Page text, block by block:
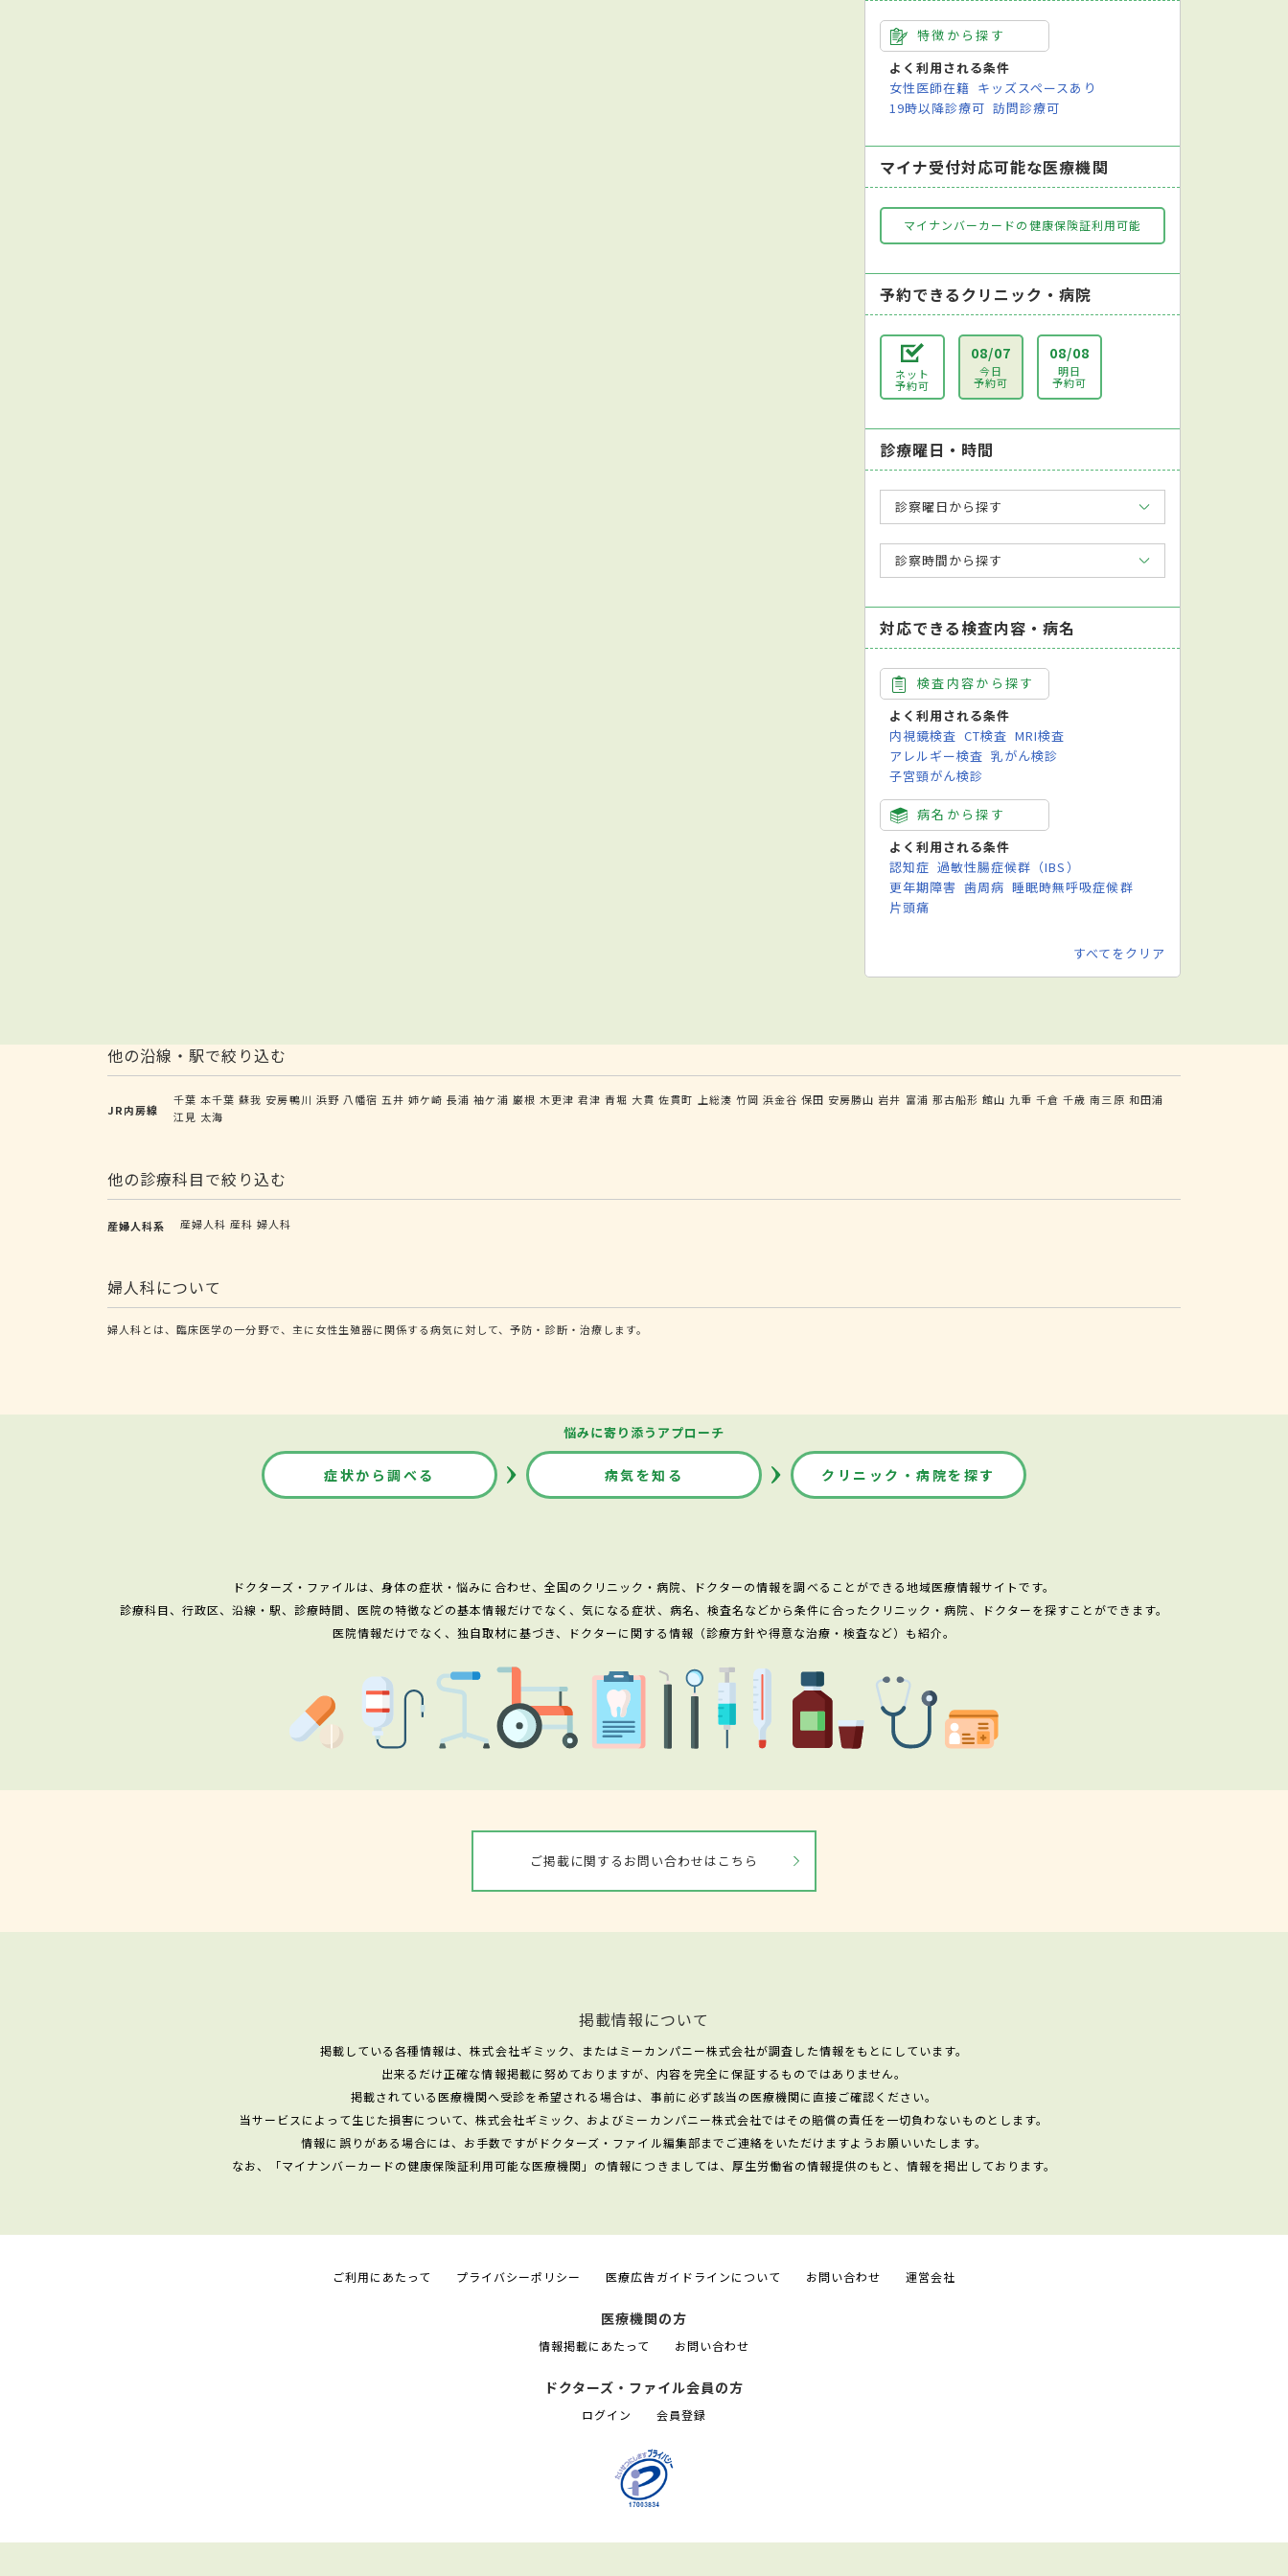
特徴から探す
よく利用される条件
女性医師在籍 キッズスペースあり
19時以降診療可 訪問診療可
マイナ受付対応可能な医療機関
マイナンバーカードの健康保険証利用可能
予約できるクリニック・病院
ネット
予約可
08/07
今日
予約可
08/08
明日
予約可
診療曜日・時間
診察曜日から探す
診察時間から探す
対応できる検査内容・病名
検査内容から探す
よく利用される条件
内視鏡検査 CT検査 MRI検査
アレルギー検査 乳がん検診
子宮頸がん検診
病名から探す
よく利用される条件
認知症 過敏性腸症候群（IBS）
更年期障害 歯周病 睡眠時無呼吸症候群
片頭痛
すべてをクリア
他の沿線・駅で絞り込む
JR内房線
千葉 本千葉 蘇我 安房鴨川 浜野 八幡宿 五井 姉ケ崎 長浦 袖ケ浦 巌根 木更津 君津 青堀 大貫 佐貫町 上総湊 竹岡 浜金谷 保田 安房勝山 岩井 富浦 那古船形 館山 九重 千倉 千歳 南三原 和田浦
江見 太海
他の診療科目で絞り込む
産婦人科系 産婦人科 産科 婦人科
婦人科について
婦人科とは、臨床医学の一分野で、主に女性生殖器に関係する病気に対して、予防・診断・治療します。
悩みに寄り添うアプローチ
症状から調べる 病気を知る クリニック・病院を探す
ドクターズ・ファイルは、身体の症状・悩みに合わせ、全国のクリニック・病院、ドクターの情報を調べることができる地域医療情報サイトです。
診療科目、行政区、沿線・駅、診療時間、医院の特徴などの基本情報だけでなく、気になる症状、病名、検査名などから条件に合ったクリニック・病院、ドクターを探すことができます。
医院情報だけでなく、独自取材に基づき、ドクターに関する情報（診療方針や得意な治療・検査など）も紹介。
ご掲載に関するお問い合わせはこちら
掲載情報について
掲載している各種情報は、株式会社ギミック、またはミーカンパニー株式会社が調査した情報をもとにしています。
出来るだけ正確な情報掲載に努めておりますが、内容を完全に保証するものではありません。
掲載されている医療機関へ受診を希望される場合は、事前に必ず該当の医療機関に直接ご確認ください。
当サービスによって生じた損害について、株式会社ギミック、およびミーカンパニー株式会社ではその賠償の責任を一切負わないものとします。
情報に誤りがある場合には、お手数ですがドクターズ・ファイル編集部までご連絡をいただけますようお願いいたします。
なお、「マイナンバーカードの健康保険証利用可能な医療機関」の情報につきましては、厚生労働省の情報提供のもと、情報を掲出しております。
ご利用にあたって プライバシーポリシー 医療広告ガイドラインについて お問い合わせ 運営会社
医療機関の方
情報掲載にあたって お問い合わせ
ドクターズ・ファイル会員の方
ログイン 会員登録